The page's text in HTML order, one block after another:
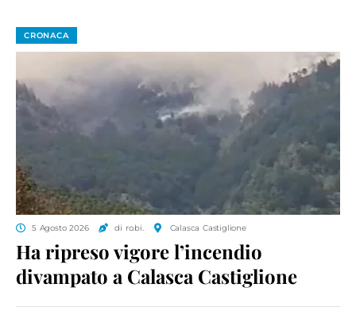
CRONACA
5 Agosto 2026 di ro.bi. Calasca Castiglione
Ha ripreso vigore l’incendio
divampato a Calasca Castiglione